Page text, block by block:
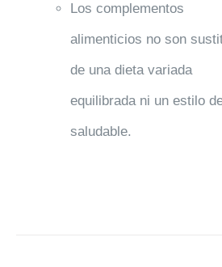
Los complementos
alimenticios no son
de una dieta variada
equilibrada ni un estilo
saludable.